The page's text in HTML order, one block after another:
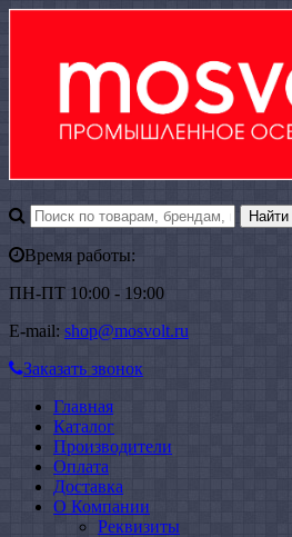
Время работы:
ПН-ПТ 10:00 - 19:00
E-mail: shop@mosvolt.ru
Заказать звонок
Главная
Каталог
Производители
Оплата
Доставка
О Компании
Реквизиты